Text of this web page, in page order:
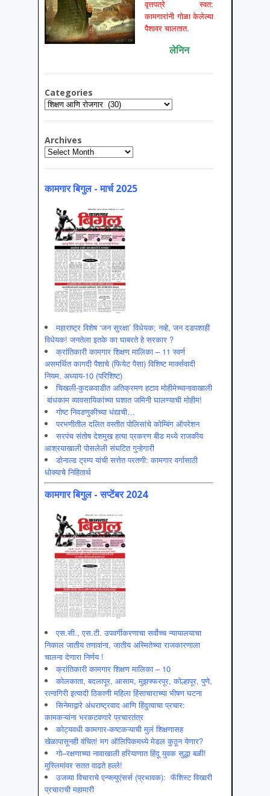
वृत्तपत्रे स्वत:
कामगारांनी गोळा केलेल्या
पैशावर चालतात.
लेनिन
Categories
Categories
Archives
Archives
कामगार बिगुल - मार्च 2025
महाराष्ट्र विशेष ‘जन सुरक्षा’ विधेयक; नव्हे, जन दडपशाही
विधेयक! जनतेला इतके का घाबरते हे सरकार ?
क्रांतिकारी कामगार शिक्षण मालिका – 11 स्वर्ण
असमर्थित कागदी पैशाचे (फियेट पैसा) विशिष्ट मार्क्सवादी
नियम. अध्याय-10 (परिशिष्ट)
चिखली-कुदळवाडीत अतिक्रमण हटाव मोहीमेच्यानावाखाली
बांधकाम व्यावसायिकांच्या घशात जमिनी घालण्याची मोहीम!
गोष्ट निवडणुकीच्या धंद्याची…
परभणीतील दलित वस्तीत पोलिसांचे कोम्बिंग ऑपरेशन
सरपंच संतोष देशमुख हत्या प्रकरण बीड मध्ये राजकीय
आश्रयाखाली पोसलेली संघटित गुन्हेगारी
डोनाल्ड ट्रम्प यांची सत्तेत परतणी: कामगार वर्गासाठी
धोक्याचे निहितार्थ
कामगार बिगुल - सप्टेंबर 2024
एस.सी., एस.टी. उपवर्गीकरणाचा सर्वोच्च न्यायालयाचा
निकाल जातीय तणावांना, जातीय अस्मितेच्या राजकारणाला
चालना देणारा निर्णय !
क्रांतिकारी कामगार शिक्षण मालिका – 10
कोलकाता, बदलापूर, आसाम, मुझफ्फरपूर, कोल्हापूर, पुणे,
रत्नागिरी इत्यादी ठिकाणी महिला हिंसाचाराच्या भीषण घटना
सिनेमाद्वारे अंधराष्ट्रवाद आणि हिंदुत्वाचा प्रचार:
कामकऱ्यांना भरकटवणारे प्रचारतंत्र
कोट्यवधी कामगार-कष्टकऱ्याची मुलं शिक्षणासह
खेळापासूनही वंचित! मग ऑलिपिकमध्ये मेडल कुठून येणार?
गो–रक्षणाच्या नावाखाली हरियाणात हिंदू युवक सुद्धा बळी!
मुस्लिमांवर सतत वाढते हल्ले!
उजव्या विचाराचे एन्फ्ल्युएंसर्स (प्रभावक): फॅशिस्ट विखारी
प्रचाराची महामारी